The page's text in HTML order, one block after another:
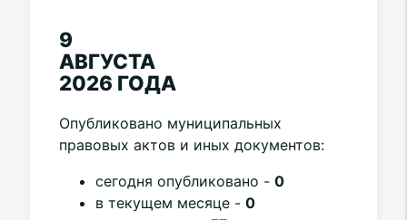
9
АВГУСТА
2026 ГОДА
Опубликовано муниципальных
правовых актов и иных документов:
cегодня опубликовано - 0
в текущем месяце - 0